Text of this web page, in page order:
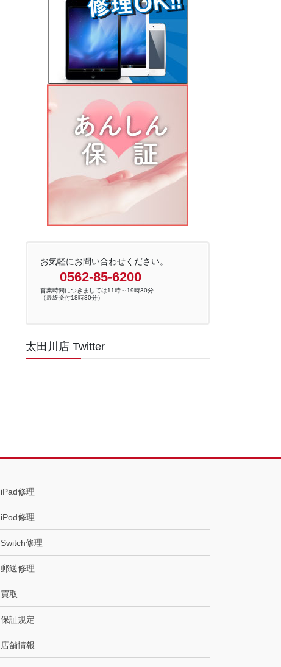
お気軽にお問い合わせください。
0562-85-6200
営業時間につきましては11時～19時30分
（最終受付18時30分）
太田川店 Twitter
iPad修理
iPod修理
Switch修理
郵送修理
買取
保証規定
店舗情報